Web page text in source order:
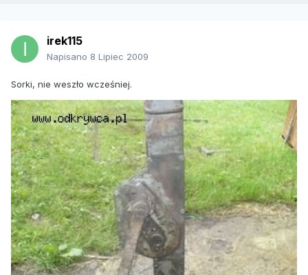
irek115
Napisano 8 Lipiec 2009
Sorki, nie weszło wcześniej.